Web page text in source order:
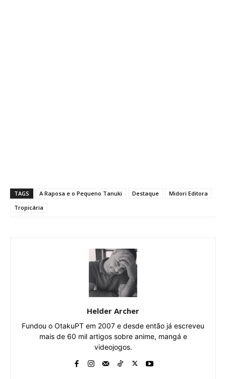
TAGS A Raposa e o Pequeno Tanuki Destaque
Midori Editora
Tropicária
Helder Archer
Fundou o OtakuPT em 2007 e desde então já escreveu
mais de 60 mil artigos sobre anime, mangá e
videojogos.